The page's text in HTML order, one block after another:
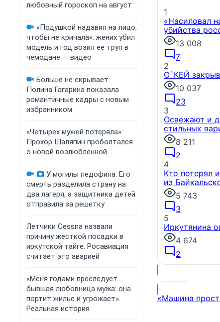
любовный гороскоп на август
«Подушкой надавил на лицо,
чтобы не кричала»: жених убил
модель и год возил ее труп в
чемодане — видео
Больше не скрывает:
Полина Гагарина показала
романтичные кадры с новым
избранником
«Четырех мужей потеряла»:
Прохор Шаляпин проболтался
о новой возлюбленной
У могилы педофила. Его
смерть разделила страну на
два лагеря, а защитника детей
отправила за решетку
Летчики Cessna назвали
причину жесткой посадки в
иркутской тайге. Росавиация
считает это аварией
«Меня годами преследует
бывшая любовница мужа: она
портит жилье и угрожает».
Реальная история
1
«Насиловал
убийства
13 008
7
2
О`КЕЙ
10 037
23
3
Освежают и
стильных
8 211
2
4
Кто потерял
из
5 743
3
5
Иркутянина
4 674
2
«Машина